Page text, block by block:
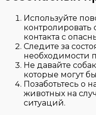
Используйте
контролировать
контакта с
Следите за
необходимости
Не давайте
которые могут
Позаботьтесь о
животных на
ситуаций.